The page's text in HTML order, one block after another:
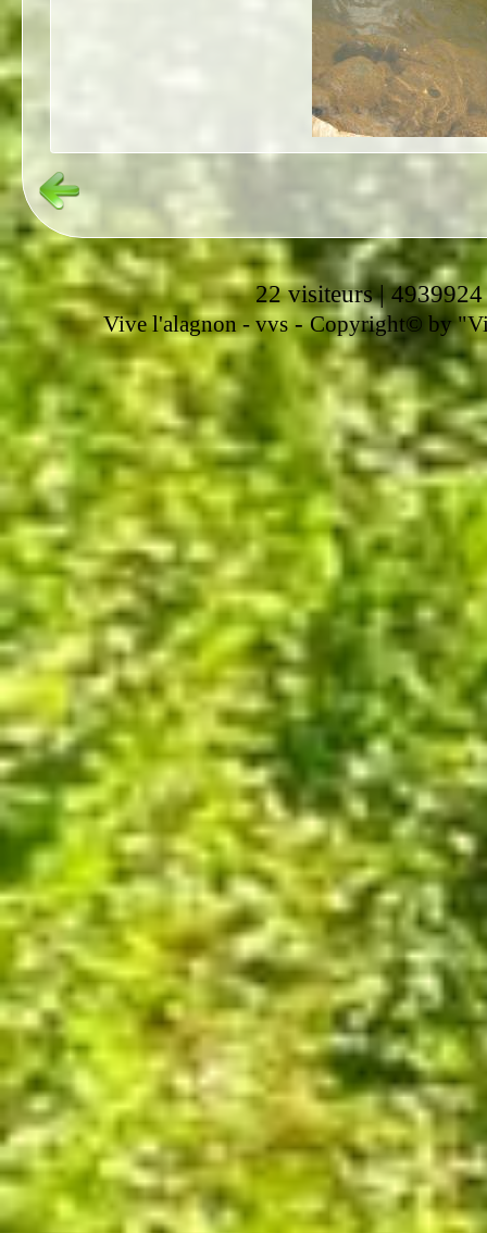
22 visiteurs | 4939924
Vive l'alagnon - vvs-Copyright© by